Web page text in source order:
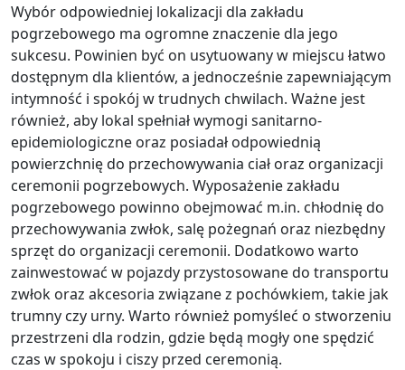
Wybór odpowiedniej lokalizacji dla zakładu
pogrzebowego ma ogromne znaczenie dla jego
sukcesu. Powinien być on usytuowany w miejscu łatwo
dostępnym dla klientów, a jednocześnie zapewniającym
intymność i spokój w trudnych chwilach. Ważne jest
również, aby lokal spełniał wymogi sanitarno-
epidemiologiczne oraz posiadał odpowiednią
powierzchnię do przechowywania ciał oraz organizacji
ceremonii pogrzebowych. Wyposażenie zakładu
pogrzebowego powinno obejmować m.in. chłodnię do
przechowywania zwłok, salę pożegnań oraz niezbędny
sprzęt do organizacji ceremonii. Dodatkowo warto
zainwestować w pojazdy przystosowane do transportu
zwłok oraz akcesoria związane z pochówkiem, takie jak
trumny czy urny. Warto również pomyśleć o stworzeniu
przestrzeni dla rodzin, gdzie będą mogły one spędzić
czas w spokoju i ciszy przed ceremonią.